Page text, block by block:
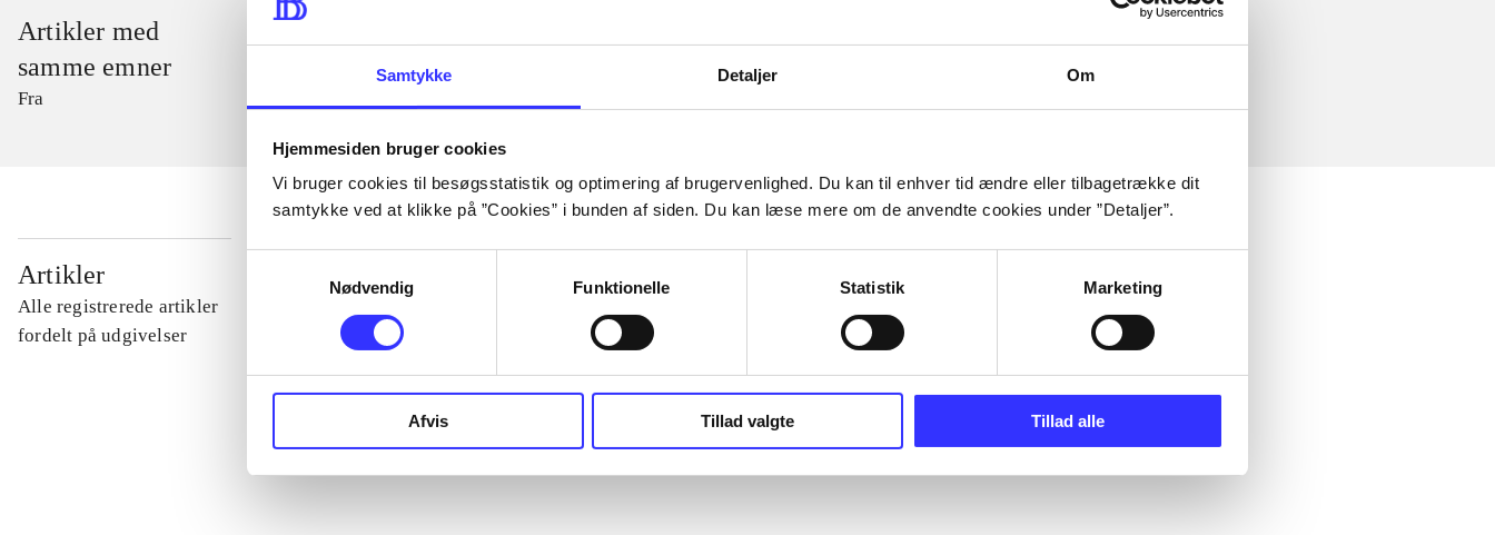
Samtykke Detaljer Om
Hjemmesiden bruger cookies
Vi bruger cookies til besøgsstatistik og optimering af brugervenlighed. Du kan til enhver tid ændre eller tilbagetrække dit
samtykke ved at klikke på ”Cookies” i bunden af siden. Du kan læse mere om de anvendte cookies under ”Detaljer”.
Nødvendig
Funktionelle Statistik Marketing
Afvis Tillad valgte Tillad alle
Artikler med
samme emner
Fra
Artikler
Alle registrerede artikler
fordelt på udgivelser
...
...